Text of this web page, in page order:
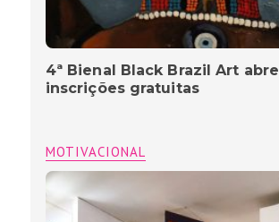
4ª Bienal Black Brazil Art abre
inscrições gratuitas
MOTIVACIONAL